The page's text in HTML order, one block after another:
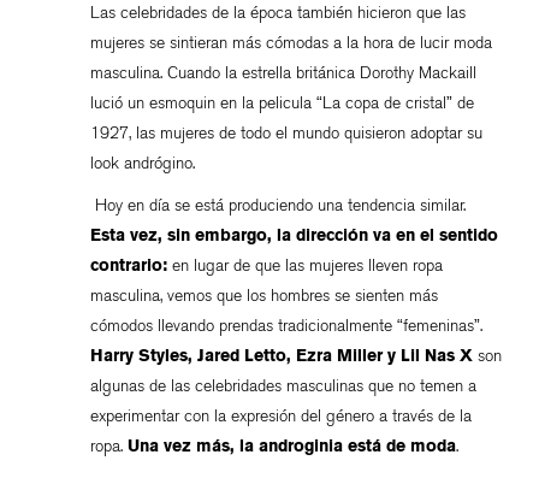
Las celebridades de la época también hicieron que las
mujeres se sintieran más cómodas a la hora de lucir moda
masculina. Cuando la estrella británica Dorothy Mackaill
lució un esmoquin en la pelicula “La copa de cristal” de
1927, las mujeres de todo el mundo quisieron adoptar su
look andrógino.
Hoy en día se está produciendo una tendencia similar.
Esta vez, sin embargo, la dirección va en el sentido
contrario: en lugar de que las mujeres lleven ropa
masculina, vemos que los hombres se sienten más
cómodos llevando prendas tradicionalmente “femeninas”.
Harry Styles, Jared Letto, Ezra Miller y Lil Nas Xson
algunas de las celebridades masculinas que no temen a
experimentar con la expresión del género a través de la
ropa. Una vez más, la androginia está de moda.